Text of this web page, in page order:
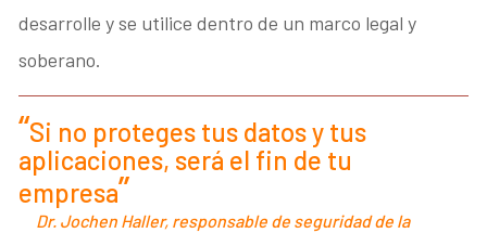
desarrolle y se utilice dentro de un marco legal y
soberano.
Si no proteges tus datos y tus
aplicaciones, será el fin de tu
empresa
Dr. Jochen Haller, responsable de seguridad de la